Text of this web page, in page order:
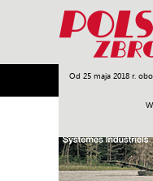
Od 25 maja 2018 r.
Armia Poligon